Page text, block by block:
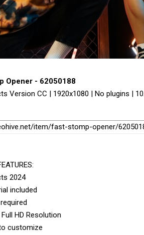
Opener - 62050188
Version CC | 1920x1080 | No plugins |
item/fast-stomp-opener/
2024
included
HD Resolution
customize